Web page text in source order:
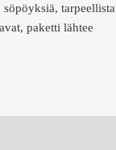
tarpeellista
paketti lähtee